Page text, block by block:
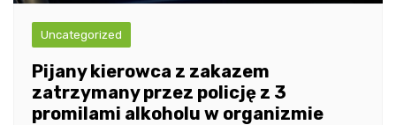
Uncategorized
Pijany kierowca z zakazem
zatrzymany przez policję z 3
promilami alkoholu w organizmie